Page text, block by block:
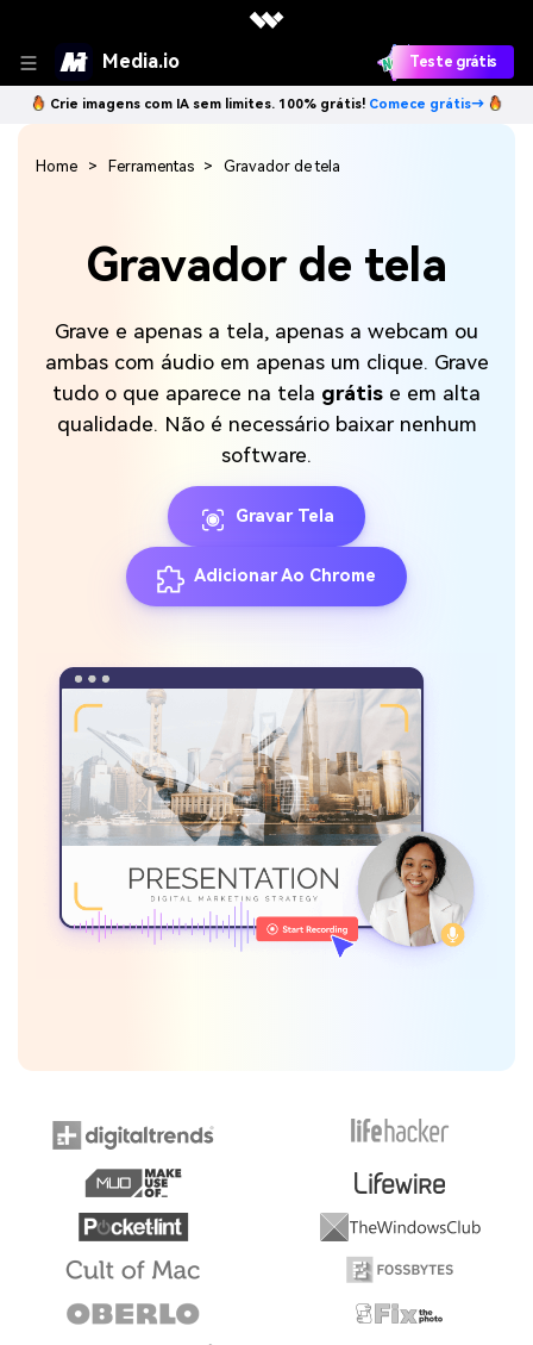
Media.io Teste grátis
Crie imagens com IA sem limites. 100% grátis! Comece grátis→
Gravador de tela
Grave e apenas a tela, apenas a webcam ou
ambas com áudio em apenas um clique. Grave
tudo o que aparece na tela grátis e em alta
qualidade. Não é necessário baixar nenhum
software.
Gravar Tela
Adicionar Ao Chrome
Home Ferramentas Gravador de tela